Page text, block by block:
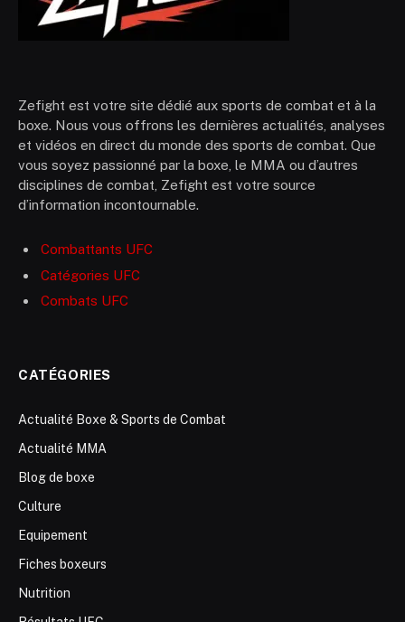
Zefight est votre site dédié aux sports de combat et à la
boxe. Nous vous offrons les dernières actualités, analyses
et vidéos en direct du monde des sports de combat. Que
vous soyez passionné par la boxe, le MMA ou d’autres
disciplines de combat, Zefight est votre source
d’information incontournable.
Combattants UFC
Catégories UFC
Combats UFC
CATÉGORIES
Actualité Boxe & Sports de Combat
Actualité MMA
Blog de boxe
Culture
Equipement
Fiches boxeurs
Nutrition